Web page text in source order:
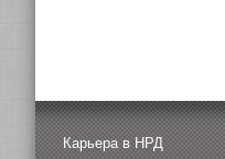
Карьера в НРД